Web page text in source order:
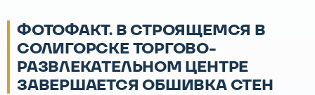
ФОТОФАКТ. В СТРОЯЩЕМСЯ В
СОЛИГОРСКЕ ТОРГОВО-
РАЗВЛЕКАТЕЛЬНОМ ЦЕНТРЕ
ЗАВЕРШАЕТСЯ ОБШИВКА СТЕН